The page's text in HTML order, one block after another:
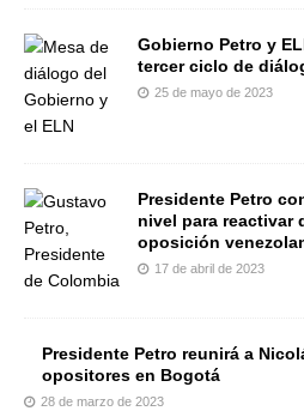
Gobierno Petro y
tercer ciclo de
25 de mayo de 2023
Presidente Petro
nivel para reactivar
oposición
17 de abril de 2023
Presidente Petro reunirá a
opositores en Bogotá
28 de marzo de 2023